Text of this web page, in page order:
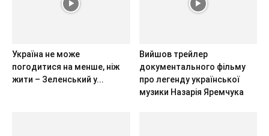
Україна не може
погодитися на менше, ніж
жити – Зеленський у...
Вийшов трейлер
документального фільму
про легенду української
музики Назарія Яремчука